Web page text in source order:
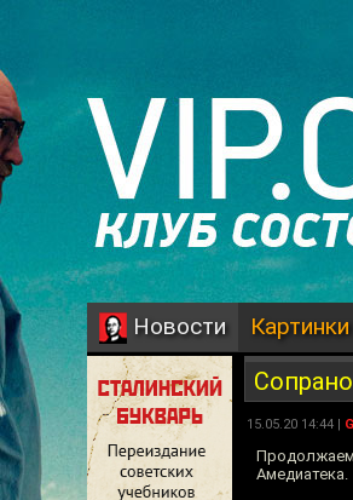
Новости Картинки
15.05.20 14:44 |
Амедиатека.